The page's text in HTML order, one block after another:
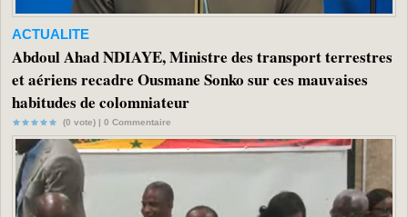
ACTUALITE
Abdoul Ahad NDIAYE, Ministre des transport terrestres
et aériens recadre Ousmane Sonko sur ces mauvaises
habitudes de colomniateur
(0 vote) | 0 Commentaire